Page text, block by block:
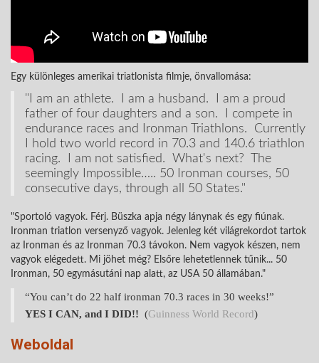
Egy különleges amerikai triatlonista filmje, önvallomása:
"I am an athlete. I am a husband. I am a proud
father of four daughters and a son. I compete in
endurance races and Ironman Triathlons. Currently
I hold two world record in 70.3 and 140.6 triathlon
racing. I am not satisfied. What's next? The
seemingly Impossible….. 50 Ironman courses, 50
consecutive days, through all 50 States."
"Sportoló vagyok. Férj. Büszka apja négy lánynak és egy fiúnak.
Ironman triatlon versenyző vagyok. Jelenleg két világrekordot tartok
az Ironman és az Ironman 70.3 távokon. Nem vagyok készen, nem
vagyok elégedett. Mi jöhet még? Elsőre lehetetlennek tűnik... 50
Ironman, 50 egymásutáni nap alatt, az USA 50 államában."
“You can’t do 22 half ironman 70.3 races in 30 weeks!”
YES I CAN, and I DID!! (Guinness World Record)
Weboldal